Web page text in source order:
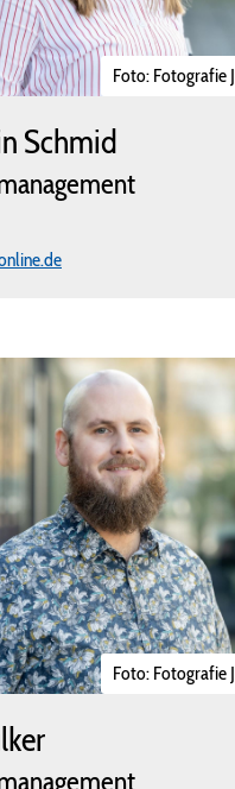
Schmid
Foto: Fotografie
Foto: Fotografie